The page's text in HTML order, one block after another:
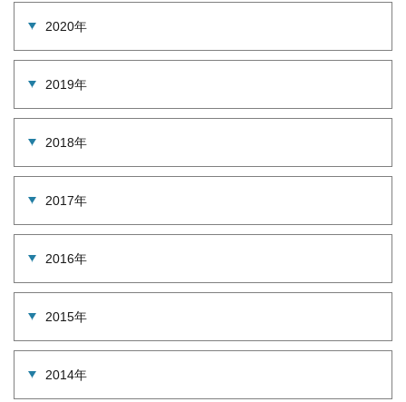
2020年
2019年
2018年
2017年
2016年
2015年
2014年